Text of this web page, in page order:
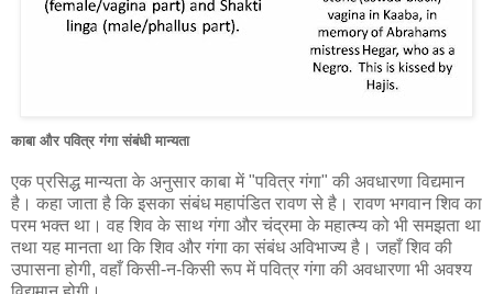
काबा और पवित्र गंगा संबंधी मान्यता
एक प्रसिद्ध मान्यता के अनुसार काबा में "पवित्र गंगा" की अवधारणा विद्यमान
है। कहा जाता है कि इसका संबंध महापंडित रावण से है। रावण भगवान शिव का
परम भक्त था। वह शिव के साथ गंगा और चंद्रमा के महात्म्य को भी समझता था
तथा यह मानता था कि शिव और गंगा का संबंध अविभाज्य है। जहाँ शिव की
उपासना होगी, वहाँ किसी-न-किसी रूप में पवित्र गंगा की अवधारणा भी अवश्य